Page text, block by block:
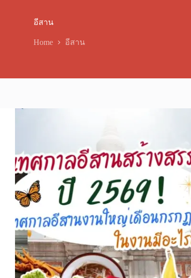
อีสาน
Home อีสาน